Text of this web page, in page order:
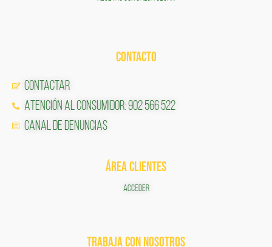
CONTACTO
Contactar
Atención al Consumidor: 902 566 522
Canal de Denuncias
ÁREA CLIENTES
ACCEDER
TRABAJA CON NOSOTROS